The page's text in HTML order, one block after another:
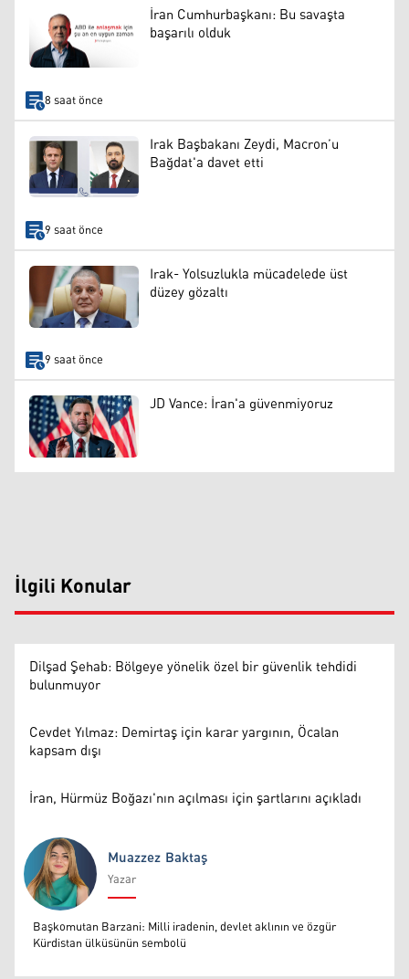
İran Cumhurbaşkanı: Bu savaşta
başarılı olduk
8 saat önce
Irak Başbakanı Zeydi, Macron’u
Bağdat'a davet etti
9 saat önce
Irak- Yolsuzlukla mücadelede üst
düzey gözaltı
9 saat önce
JD Vance: İran'a güvenmiyoruz
İlgili Konular
Dilşad Şehab: Bölgeye yönelik özel bir güvenlik tehdidi
bulunmuyor
Cevdet Yılmaz: Demirtaş için karar yargının, Öcalan
kapsam dışı
İran, Hürmüz Boğazı'nın açılması için şartlarını açıkladı
Muazzez Baktaş
Muazzez Baktaş
Yazar
Başkomutan Barzani: Milli iradenin, devlet aklının ve özgür
Kürdistan ülküsünün sembolü